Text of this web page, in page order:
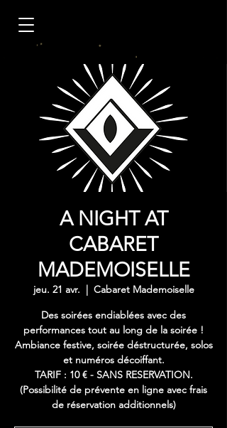
A NIGHT AT
CABARET
MADEMOISELLE
jeu. 21 avr.
  |
Cabaret Mademoiselle
Des soirées endiablées avec des
performances tout au long de la soirée !
Ambiance festive, soirée déstructurée, solos
et numéros décoiffant.
TARIF : 10 € - SANS RESERVATION.
(Possibilité de prévente en ligne avec frais
de réservation additionnels)